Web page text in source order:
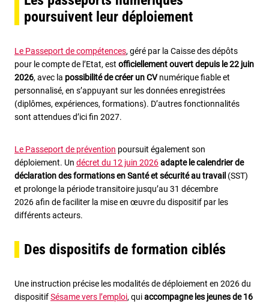
poursuivent leur déploiement
Le Passeport de compétences, géré par la Caisse des dépôts
pour le compte de l’Etat, est officiellement ouvert depuis le 22 juin
2026, avec la possibilité de créer un CVnumérique fiable et
personnalisé, en s’appuyant sur les données enregistrées
(diplômes, expériences, formations). D’autres fonctionnalités
sont attendues d’ici fin 2027.
Le Passeport de prévention poursuit également son
déploiement. Un décret du 12 juin 2026adapte le calendrier de
déclaration des formations en Santé et sécurité au travail (SST)
et prolonge la période transitoire jusqu’au 31 décembre
2026 afin de faciliter la mise en œuvre du dispositif par les
différents acteurs.
Des dispositifs de formation ciblés
Une instruction précise les modalités de déploiement en 2026 du
dispositifSésame vers l’emploi, quiaccompagne les jeunes de 16